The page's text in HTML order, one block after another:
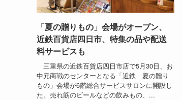
「夏の贈りもの」会場がオープン、
近鉄百貨店四日市、特集の品や配送
料サービスも
三重県の近鉄百貨店四日市店で5月30日、お
中元商戦のセンターとなる「近鉄 夏の贈り
もの」会場が6階総合サービスサロンに開設し
た。売れ筋のビールなどの飲みもの、...